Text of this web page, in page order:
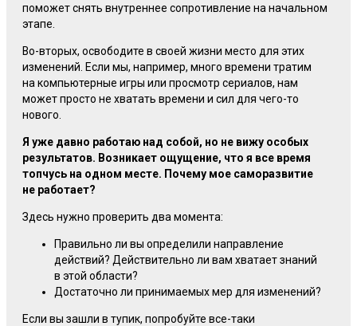
поможет снять внутреннее сопротивление на начальном
этапе.
Во-вторых, освободите в своей жизни место для этих
изменений. Если мы, например, много времени тратим
на компьютерные игры или просмотр сериалов, нам
может просто не хватать времени и сил для чего-то
нового.
Я уже давно работаю над собой, но не вижу особых
результатов. Возникает ощущение, что я все время
топчусь на одном месте. Почему мое саморазвитие
не работает?
Здесь нужно проверить два момента:
Правильно ли вы определили направление
действий? Действительно ли вам хватает знаний
в этой области?
Достаточно ли принимаемых мер для изменений?
Если вы зашли в тупик, попробуйте все-таки